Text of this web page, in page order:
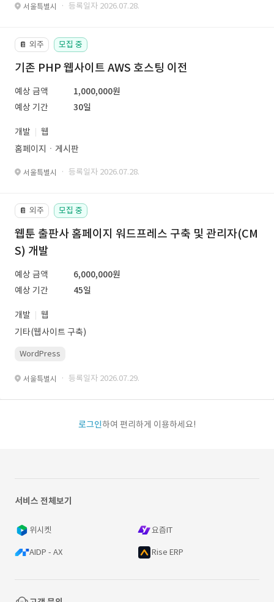
서울특별시 · 등록일자 2026.07.28.
📔 외주 모집 중
기존 PHP 웹사이트 AWS 호스팅 이전
예상 금액
1,000,000원
예상 기간
30일
개발
웹
홈페이지ㆍ게시판
서울특별시 · 등록일자 2026.07.28.
📔 외주 모집 중
웹툰 출판사 홈페이지 워드프레스 구축 및 관리자(CM
S) 개발
예상 금액
6,000,000원
예상 기간
45일
개발
웹
기타(웹사이트 구축)
WordPress
서울특별시 · 등록일자 2026.07.29.
로그인하여 편리하게 이용하세요!
서비스 전체보기
위시켓 요즘IT
AIDP - AX Rise ERP